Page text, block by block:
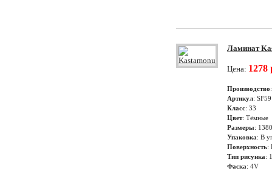
Ламинат
Цена: 1278
Производство
Артикул: SF59
Класс: 33
Цвет: Тёмные
Размеры:
Упаковка: В
Поверхность:
Тип рисунка:
Фаска: 4V